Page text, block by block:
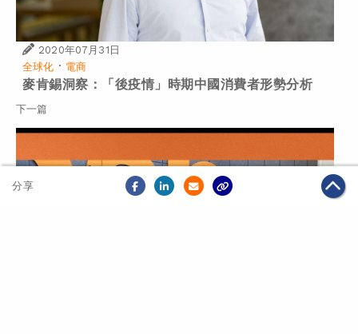
分享
2020年07月31日
全球化 · 電商
麥肯錫洞察：「後疫情」時期中國消費者形勢分析
下一篇